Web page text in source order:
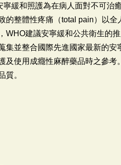
緩和照護為在病人面對不可治
的整體性疼痛（total pain）以
建議安寧緩和公共衛生的
集並整合國際先進國家最新的
及使用成癮性麻醉藥品時之參
質。